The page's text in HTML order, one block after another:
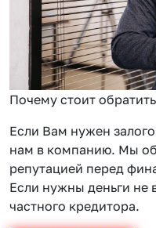
Почему стоит
Если Вам нужен
нам в компанию. Мы
репутацией перед
Если нужны деньги не
частного кредитора.